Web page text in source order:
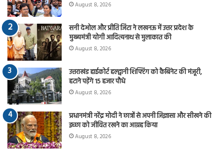
August 8, 2026
सनी देओल और प्रीति जिंटा ने लखनऊ में उत्तर प्रदेश के
मुख्यमंत्री योगी आदित्यनाथ से मुलाकात की
August 8, 2026
उत्तराखंड हाईकोर्ट हल्द्वानी शिफ्टिंग को कैबिनेट की मंजूरी,
हटाने पड़ेंगे 15 हजार पौधे
August 8, 2026
प्रधानमंत्री नरेंद्र मोदी ने छात्रों से अपनी जिज्ञासा और सीखने की
इच्छा को जीवित रखने का आग्रह किया
August 8, 2026